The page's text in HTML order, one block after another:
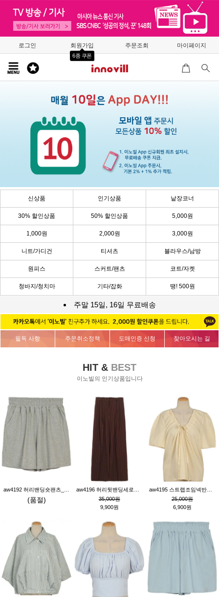
로그인 회원가입
6종 쿠폰
주문조회 마이페이지
신상품 인기상품 낱장코너
30% 할인상품 50% 할인상품 5,000원
1,000원 2,000원 3,000원
니트/가디건 티셔츠 블라우스/남방
원피스 스커트/팬츠 코트/자켓
청바지/청치마 기타/잡화 땡! 500원
주말 15일, 16일 무료배송
필독 사항 주문취소정책 도매인증 신청 찾아오시는 길
HIT & BEST
이노빌의 인기상품입니다
(품절)
35,000원
9,900원
25,000원
6,900원